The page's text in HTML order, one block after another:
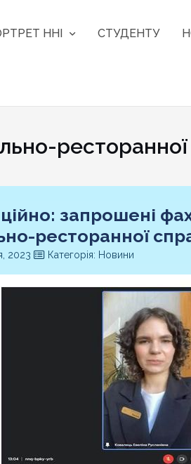
ННІ СТУДЕНТУ
запрошені
ресторанної
2023 Категорія: Новини